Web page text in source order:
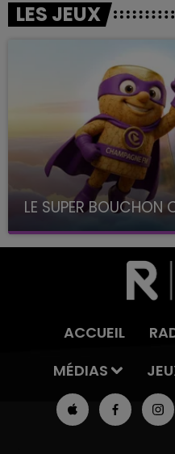
LES JEUX
LE SUPER BOUCHON
avec La Famille
ACCUEIL
MÉDIAS